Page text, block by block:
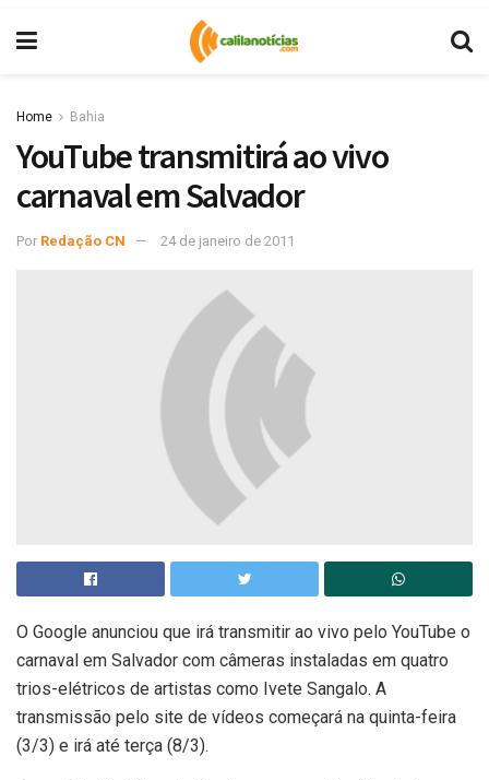
Home Bahia
YouTube transmitirá ao vivo
carnaval em Salvador
Por Redação CN 24 de janeiro de 2011
O Google anunciou que irá transmitir ao vivo pelo YouTube o
carnaval em Salvador com câmeras instaladas em quatro
trios-elétricos de artistas como Ivete Sangalo. A
transmissão pelo site de vídeos começará na quinta-feira
(3/3) e irá até terça (8/3).